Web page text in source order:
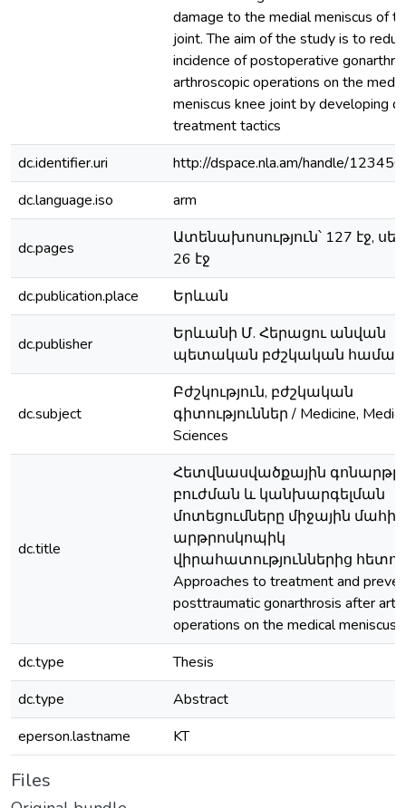
damage to the medial meniscus of
joint. The aim of the study is to
incidence of postoperative
arthroscopic operations on the
meniscus knee joint by developing
treatment tactics
dc.identifier.uri
http://dspace.nla.am/handle/
dc.language.iso
arm
dc.pages
Ատենախոսություն՝ 127 էջ,
26 էջ
dc.publication.place
Երևան
dc.publisher
Երևանի Մ. Հերացու անվան
պետական բժշկական
dc.subject
Բժշկություն, բժշկական
գիտություններ / Medicine,
Sciences
dc.title
Հետվնասվածքային
բուժման և կանխարգելման
մոտեցումները միջային
արթրոսկոպիկ
վիրահատություններից հետո /
Approaches to treatment and
posttraumatic gonarthrosis after
operations on the medical meniscus
dc.type
Thesis
dc.type
Abstract
eperson.lastname
KT
Files